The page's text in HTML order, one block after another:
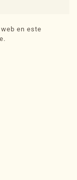
en este